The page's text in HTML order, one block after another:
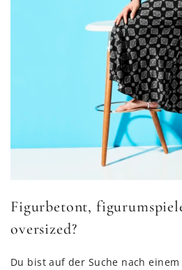
Figurbetont,
oversized?
Du bist auf der Suche nach